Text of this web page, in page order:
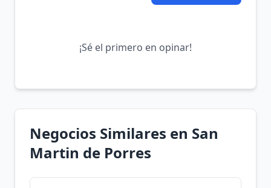
¡Sé el primero en opinar!
Negocios Similares en San
Martin de Porres